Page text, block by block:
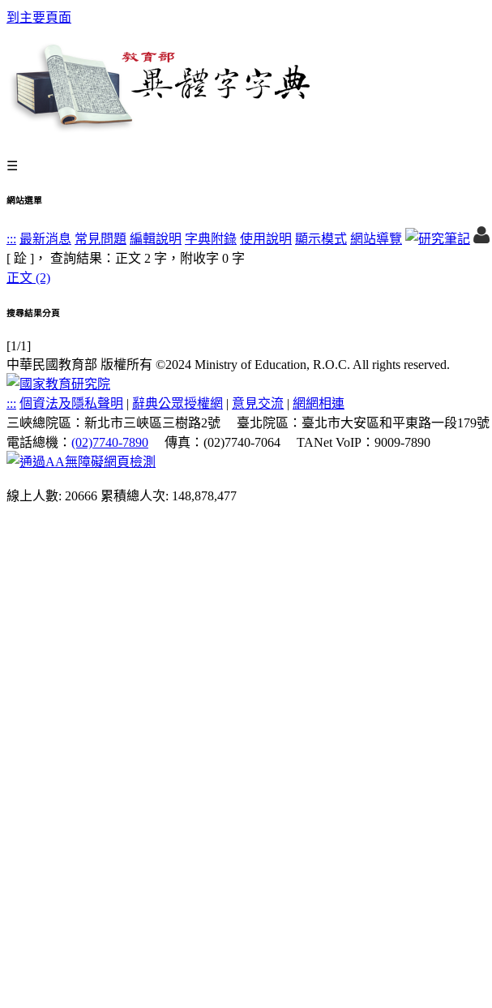
到主要頁面
☰
網站選單
::: 最新消息 常見問題 編輯說明 字典附錄 使用說明 顯示模式 網站導覽
[ 𨀣 ]， 查詢結果：正文 2 字，附收字 0 字
正文 (2)
搜尋結果分頁
[1/1]
中華民國教育部 版權所有 ©2024 Ministry of Education, R.O.C. All rights reserved.
::: 個資法及隱私聲明 | 辭典公眾授權網 | 意見交流 | 網網相連
三峽總院區：新北市三峽區三樹路2號
臺北院區：臺北市大安區和平東路一段179號
電話總機： (02)7740-7890 傳真：(02)7740-7064 TANet VoIP：9009-7890
線上人數: 20666 累積總人次: 148,878,477